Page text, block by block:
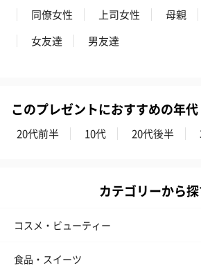
（1,122円）
（1,122円）
生花のブーケを同梱します。
※9-15時にご注文いただく場合、最短のお
同僚女性
上司女性 母親
女友達
男友達
このプレゼントにおすすめの年代
20代前半 10代 20代後半
カテゴリーから
コスメ・ビューティー
食品・スイーツ